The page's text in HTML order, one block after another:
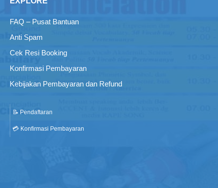
FAQ – Pusat Bantuan
Anti Spam
Cek Resi Booking
Konfirmasi Pembayaran
Kebijakan Pembayaran dan Refund
📝 Pendaftaran
💳 Konfirmasi Pembayaran